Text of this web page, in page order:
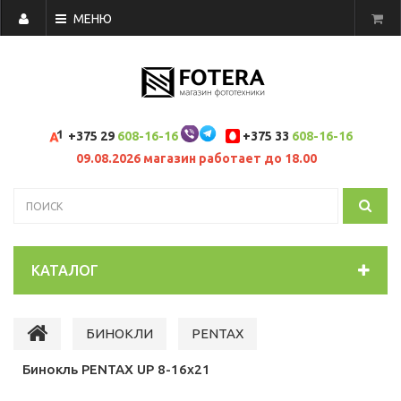
МЕНЮ
+375 29 608-16-16 +375 33 608-16-16
09.08.2026 магазин работает до 18.00
КАТАЛОГ
БИНОКЛИ PENTAX
Бинокль PENTAX UP 8-16x21